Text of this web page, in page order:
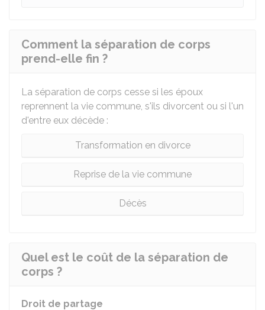
Comment la séparation de corps
prend-elle fin ?
La séparation de corps cesse si les époux
reprennent la vie commune, s'ils divorcent ou si l'un
d'entre eux décède :
Transformation en divorce
Reprise de la vie commune
Décès
Quel est le coût de la séparation de
corps ?
Droit de partage